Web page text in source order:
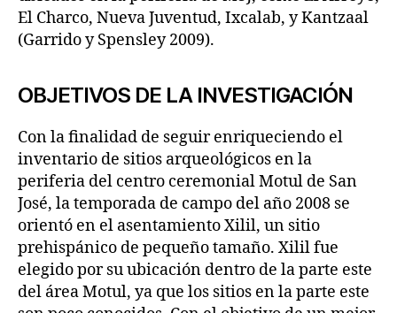
El Charco, Nueva Juventud, Ixcalab, y Kantzaal
(Garrido y Spensley 2009).
OBJETIVOS DE LA INVESTIGACIÓN
Con la finalidad de seguir enriqueciendo el
inventario de sitios arqueológicos en la
periferia del centro ceremonial Motul de San
José, la temporada de campo del año 2008 se
orientó en el asentamiento Xilil, un sitio
prehispánico de pequeño tamaño. Xilil fue
elegido por su ubicación dentro de la parte este
del área Motul, ya que los sitios en la parte este